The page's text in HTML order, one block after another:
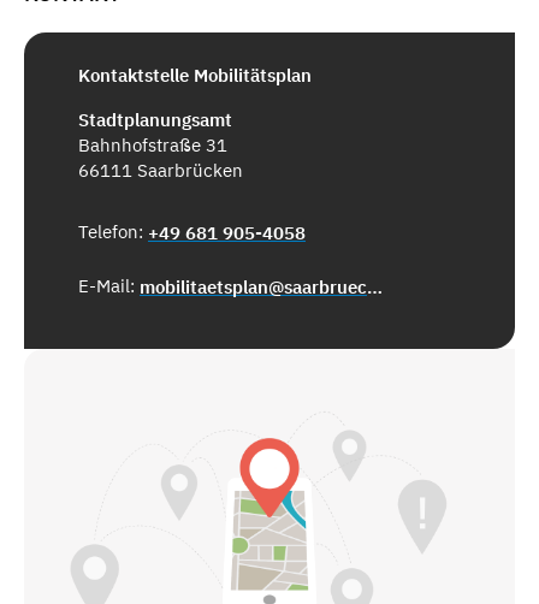
Kontaktstelle Mobilitätsplan
Stadtplanungsamt
Bahnhofstraße 31
66111 Saarbrücken
Telefon: +49 681 905-4058
E-Mail: mobilitaetsplan@saarbruecken.de